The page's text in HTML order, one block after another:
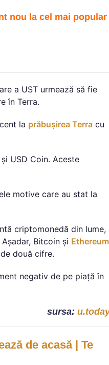
nou la cel mai popular
a UST urmează să fie
în Terra.
la prăbușirea Terra cu
USD Coin. Aceste
motive care au stat la
criptomonedă din lume,
Bitcoin și Ethereum
două cifre.
negativ de pe piață în
sursa:
de acasă | Te